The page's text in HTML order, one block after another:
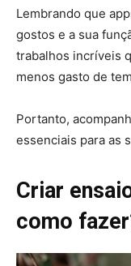
Lembrando que
gostos e a sua
trabalhos incríveis
menos gasto de
Portanto,
essenciais para as
Criar
como